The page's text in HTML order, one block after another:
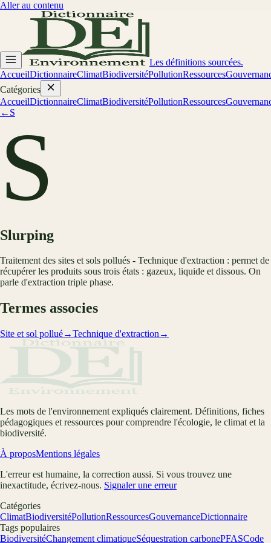
Aller au contenu
Les définitions sourcées.
AccueilDictionnaireClimatBiodiversitéPollutionRessources
Catégories
AccueilDictionnaireClimatBiodiversitéPollutionRessources
← S
S
Slurping
Traitement des sites et sols pollués - Technique d'extraction : permet de
récupérer les produits sous trois états : gazeux, liquide et dissous. On
parle d'extraction triple phase.
Termes associes
Site et sol pollué→Technique d'extraction →
Les mots de l'environnement expliqués clairement. Définitions, fiches
pédagogiques et ressources pour comprendre l'écologie, le climat et la
biodiversité.
À proposMentions légales
L'erreur est humaine, la correction aussi. Si vous trouvez une
inexactitude, écrivez-nous. Signaler une erreur
Catégories
ClimatBiodiversitéPollutionRessourcesGouvernanceDictionnaire
Tags populaires
BiodiversitéChangement climatiqueSéquestration carbonePFASCode